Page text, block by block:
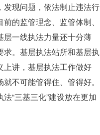
现问题，依法制止违法行
的监管理念、监管体制、
层一线执法力量还十分薄
。基层执法站所和基层执
上讲，基层执法工作做好
不可能管得住、管得好。
“三基三化”建设放在更加